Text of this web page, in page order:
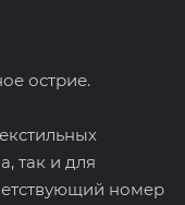
острие.
так и для
номер